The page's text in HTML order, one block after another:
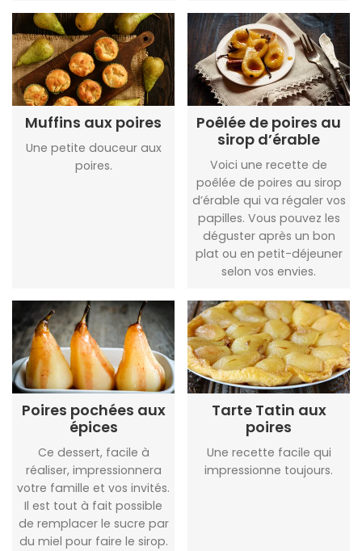
Muffins aux poires
Une petite douceur aux
poires.
Poêlée de poires au
sirop d’érable
Voici une recette de
poêlée de poires au sirop
d’érable qui va régaler vos
papilles. Vous pouvez les
déguster après un bon
plat ou en petit-déjeuner
selon vos envies.
Poires pochées aux
épices
Ce dessert, facile à
réaliser, impressionnera
votre famille et vos invités.
Il est tout à fait possible
de remplacer le sucre par
du miel pour faire le sirop.
Tarte Tatin aux
poires
Une recette facile qui
impressionne toujours.